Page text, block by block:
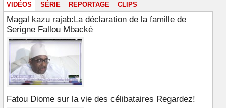
VIDÉOS SÉRIE REPORTAGE CLIPS
Magal kazu rajab:La déclaration de la famille de
Serigne Fallou Mbacké
Fatou Diome sur la vie des célibataires Regardez!